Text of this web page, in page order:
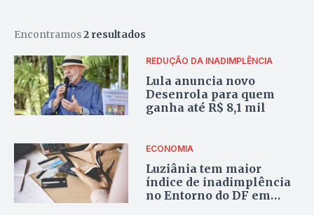
Encontramos2 resultados
REDUÇÃO DA INADIMPLÊNCIA
Lula anuncia novo
Desenrola para quem
ganha até R$ 8,1 mil
ECONOMIA
Luziânia tem maior
índice de inadimplência
no Entorno do DF em